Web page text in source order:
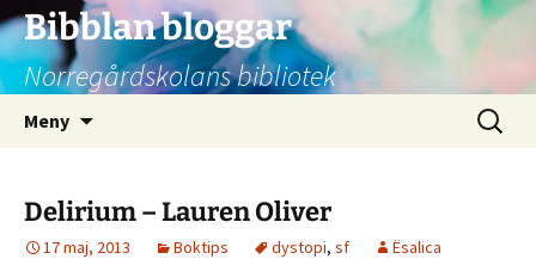
Bibblan bloggar
Norregårdskolans bibliotek
Meny
Sök
efter:
Delirium – Lauren Oliver
17 maj, 2013 Boktips dystopi, sf Ësalica